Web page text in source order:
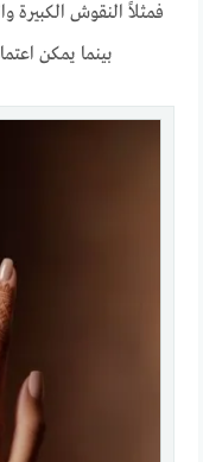
فمثلاً النقوش الكبيرة
بينما يمكن